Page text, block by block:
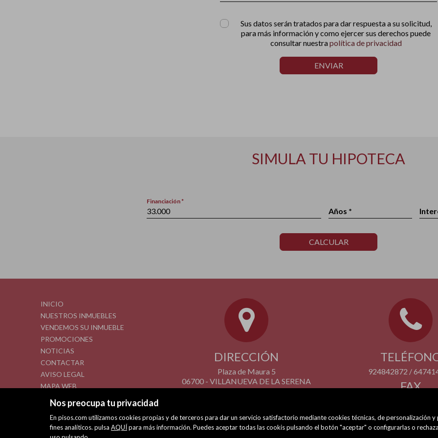
Nos preocupa tu privacidad
En pisos.com utilizamos cookies propias y de terceros para dar un servicio satisfactorio mediante cookies técnicas, de personalización y
fines analíticos. pulsa AQUÍ para más información. Puedes aceptar todas las cookis pulsando el botón "aceptar" o configurarlas o
Sus datos serán tratados para dar respuesta a su solicitud,
para más información y como ejercer sus derechos puede
consultar nuestrapolítica de privacidad
ENVIAR
SIMULA TU HIPOTECA
Financiación *
Años *
CALCULAR
INICIO
NUESTROS INMUEBLES
VENDEMOS SU INMUEBLE
PROMOCIONES
NOTICIAS
CONTACTAR
AVISO LEGAL
MAPA WEB
POLÍTICA DE COOKIES
DIRECCIÓN
Plaza de Maura 5
06700 - VILLANUEVA DE LA SERENA
(BADAJOZ)
924842872 /
FAX